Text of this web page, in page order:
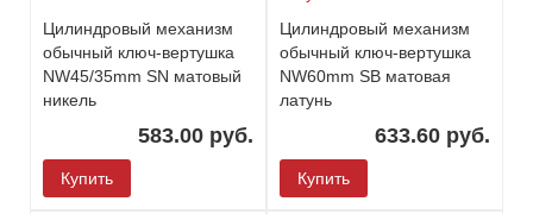
Цилиндровый механизм
обычный ключ-вертушка
NW45/35mm SN матовый
никель
583.00 руб.
Купить
Цилиндровый механизм
обычный ключ-вертушка
NW60mm SB матовая
латунь
633.60 руб.
Купить